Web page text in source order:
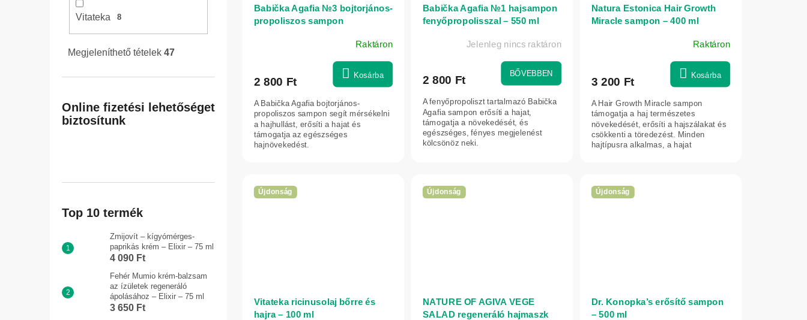
Vitateka 8
Megjeleníthető tételek 47
Online fizetési lehetőséget
biztosítunk
Top 10 termék
Zmijovít – kígyómérges-
paprikás krém – Elixir – 75 ml
4 090 Ft
Fehér Mumio krém-balzsam
az ízületek regeneráló
ápolásához – Elixir – 75 ml
3 650 Ft
Babička Agafia №3 bojtorjános-
propoliszos sampon
Raktáron
2 800 Ft Kosárba
A Babička Agafia bojtorjános-
propoliszos sampon segít mérsékelni
a hajhullást, erősíti a hajat és
támogatja az egészséges
hajnövekedést.
Babička Agafia №1 hajsampon
fenyőpropolisszal – 550 ml
Jelenleg nincs raktáron
2 800 Ft BŐVEBBEN
A fenyőpropoliszt tartalmazó Babička
Agafia sampon erősíti a hajat,
támogatja a növekedését, és
egészséges, fényes megjelenést
kölcsönöz neki.
Natura Estonica Hair Growth
Miracle sampon – 400 ml
Raktáron
3 200 Ft Kosárba
A Hair Growth Miracle sampon
támogatja a haj természetes
növekedését, erősíti a hajszálakat és
csökkenti a töredezést. Minden
hajtípusra alkalmas, a hajat
Újdonság
Vitateka ricinusolaj bőrre és
hajra – 100 ml
Újdonság
NATURE OF AGIVA VEGE
SALAD regeneráló hajmaszk
Újdonság
Dr. Konopka’s erősítő sampon
– 500 ml